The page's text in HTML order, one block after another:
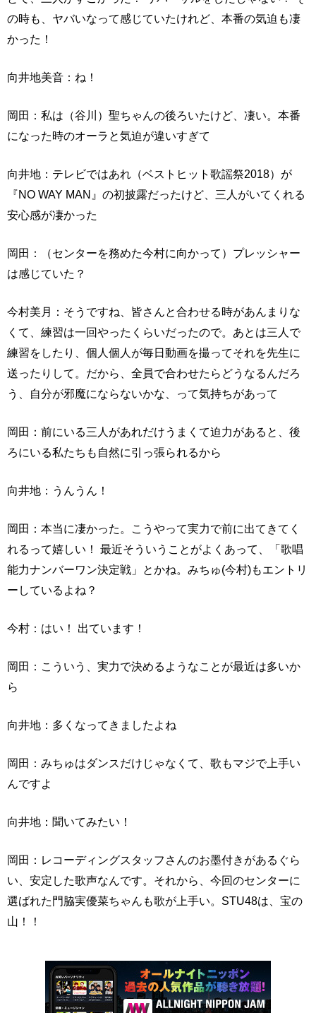
の時も、ヤバいなって感じていたけれど、本番の気迫も凄
かった！
向井地美音：ね！
岡田：私は（谷川）聖ちゃんの後ろいたけど、凄い。本番
になった時のオーラと気迫が違いすぎて
向井地：テレビではあれ（ベストヒット歌謡祭2018）が
『NO WAY MAN』の初披露だったけど、三人がいてくれる
安心感が凄かった
岡田：（センターを務めた今村に向かって）プレッシャー
は感じていた？
今村美月：そうですね、皆さんと合わせる時があんまりな
くて、練習は一回やったくらいだったので。あとは三人で
練習をしたり、個人個人が毎日動画を撮ってそれを先生に
送ったりして。だから、全員で合わせたらどうなるんだろ
う、自分が邪魔にならないかな、って気持ちがあって
岡田：前にいる三人があれだけうまくて迫力があると、後
ろにいる私たちも自然に引っ張られるから
向井地：うんうん！
岡田：本当に凄かった。こうやって実力で前に出てきてく
れるって嬉しい！ 最近そういうことがよくあって、「歌唱
能力ナンバーワン決定戦」とかね。みちゅ(今村)もエントリ
ーしているよね？
今村：はい！ 出ています！
岡田：こういう、実力で決めるようなことが最近は多いか
ら
向井地：多くなってきましたよね
岡田：みちゅはダンスだけじゃなくて、歌もマジで上手い
んですよ
向井地：聞いてみたい！
岡田：レコーディングスタッフさんのお墨付きがあるぐら
い、安定した歌声なんです。それから、今回のセンターに
選ばれた門脇実優菜ちゃんも歌が上手い。STU48は、宝の
山！！